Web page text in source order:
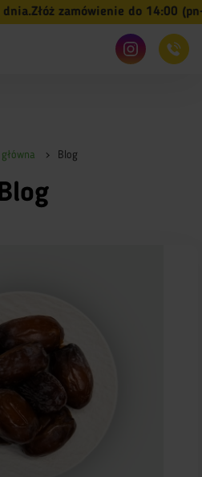
Złóż zamówienie do 14:00 (pn-pt)
Blog